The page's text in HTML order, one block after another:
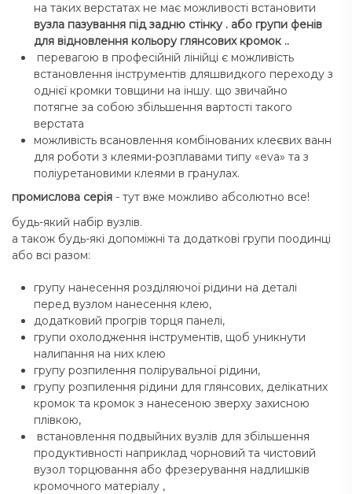
на таких верстатах не має можливості встановити
вузла пазування під задню стінку . або групи фенів
для відновлення кольору глянсових кромок ..
перевагою в професійній лінійці є можливість
встановлення інструментів дляшвидкого переходу з
однієї кромки товщини на іншу. що звичайно
потягне за собою збільшення вартості такого
верстата
можливість всановлення комбінованих клеєвих ванн
для роботи з клеями-розплавами типу «eva» та з
поліуретановими клеями в гранулах.
промислова серія - тут вже можливо абсолютно все!
будь-який набір вузлів.
а також будь-які допоміжні та додаткові групи поодинці
або всі разом:
групу нанесення розділяючої рідини на деталі
перед вузлом нанесення клею,
додатковий прогрів торця панелі,
групи охолодження інструментів, щоб уникнути
налипання на них клею
групу розпилення полірувальної рідини,
групу розпилення рідини для глянсових, делікатних
кромок та кромок з нанесеною зверху захисною
плівкою,
встановлення подвыйних вузлів для збільшення
продуктивності наприклад чорновий та чистовий
вузол торцювання або фрезерування надлишків
кромочного матеріалу ,